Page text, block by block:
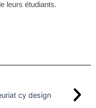
leurs étudiants.